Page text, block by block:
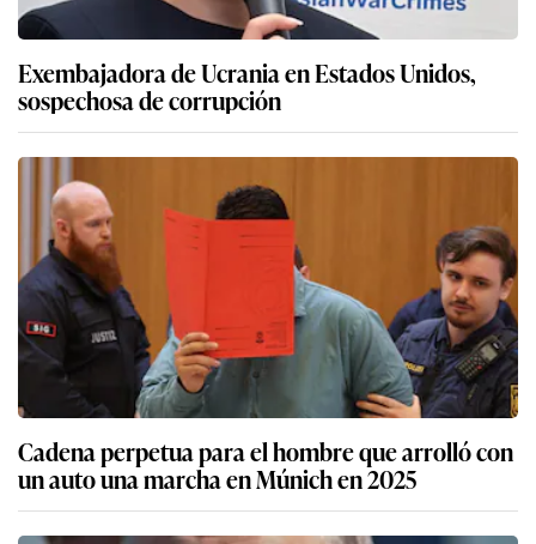
Exembajadora de Ucrania en Estados Unidos,
sospechosa de corrupción
Cadena perpetua para el hombre que arrolló con
un auto una marcha en Múnich en 2025